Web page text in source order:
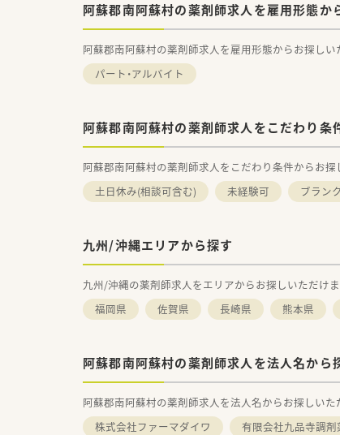
阿蘇郡南阿蘇村の薬剤師求人を雇用形態か
阿蘇郡南阿蘇村の薬剤師求人を雇用形態からお探しい
パート・アルバイト
阿蘇郡南阿蘇村の薬剤師求人をこだわり条
阿蘇郡南阿蘇村の薬剤師求人をこだわり条件からお探
土日休み(相談可含む)
未経験可 ブラン
九州/沖縄エリアから探す
九州/沖縄の薬剤師求人をエリアからお探しいただけま
福岡県
佐賀県 長崎県 熊本県
阿蘇郡南阿蘇村の薬剤師求人を法人名から
阿蘇郡南阿蘇村の薬剤師求人を法人名からお探しいた
株式会社ファーマダイワ
有限会社九品寺調剤